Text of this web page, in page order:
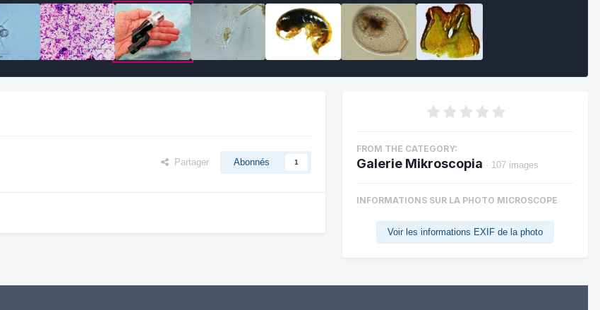
Partager Abonnés 1
FROM THE CATEGORY:
Galerie Mikroscopia · 107 images
INFORMATIONS SUR LA PHOTO MICROSCOPE
Voir les informations EXIF de la photo